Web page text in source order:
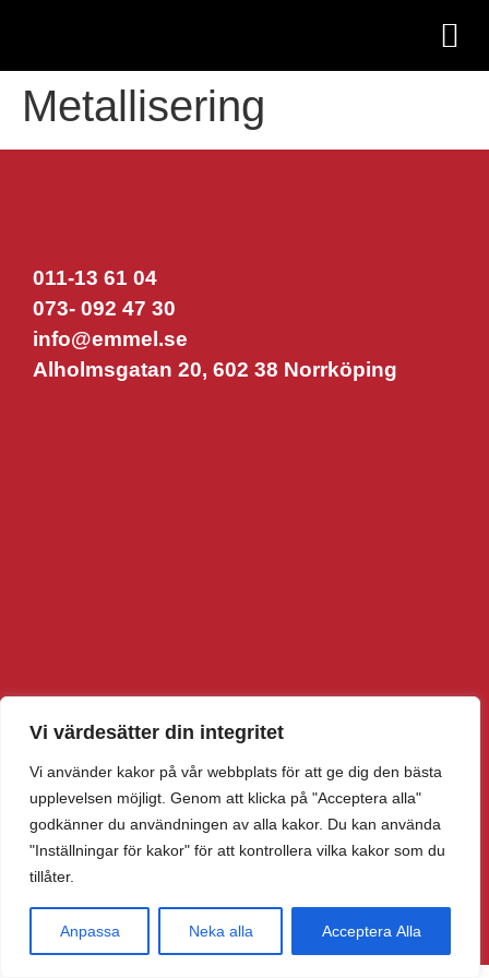
Vi värdesätter din integritet
Vi använder kakor på vår webbplats för att ge dig den bästa
upplevelsen möjligt. Genom att klicka på "Acceptera alla"
godkänner du användningen av alla kakor. Du kan använda
"Inställningar för kakor" för att kontrollera vilka kakor som du
tillåter.
Anpassa Neka alla Acceptera Alla
Metallisering
011-13 61 04
073- 092 47 30
info@emmel.se
Alholmsgatan 20, 602 38 Norrköping